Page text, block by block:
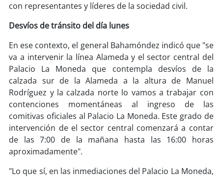
soy
soyosorno
soy puertomontt
soychiloé
con representantes y líderes de la sociedad civil.
Desvíos de tránsito del día lunes
En ese contexto, el general Bahamóndez indicó que "se
va a intervenir la línea Alameda y el sector central del
Palacio La Moneda que contempla desvíos de la
calzada sur de la Alameda a la altura de Manuel
Rodríguez y la calzada norte lo vamos a trabajar con
contenciones momentáneas al ingreso de las
comitivas oficiales al Palacio La Moneda. Este grado de
intervención de el sector central comenzará a contar
de las 7:00 de la mañana hasta las 16:00 horas
aproximadamente".
"Lo que sí, en las inmediaciones del Palacio La Moneda,